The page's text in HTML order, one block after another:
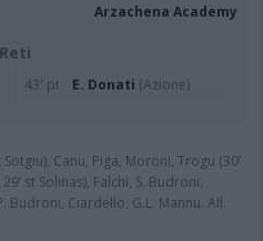
Arzachena Academy
Reti
43' pt E. Donati (Azione)
Canu, Piga, Moroni, Trogu (30’
st Solinas), Falchi, S. Budroni,
Budroni, Ciardello, G.L. Mannu. All.